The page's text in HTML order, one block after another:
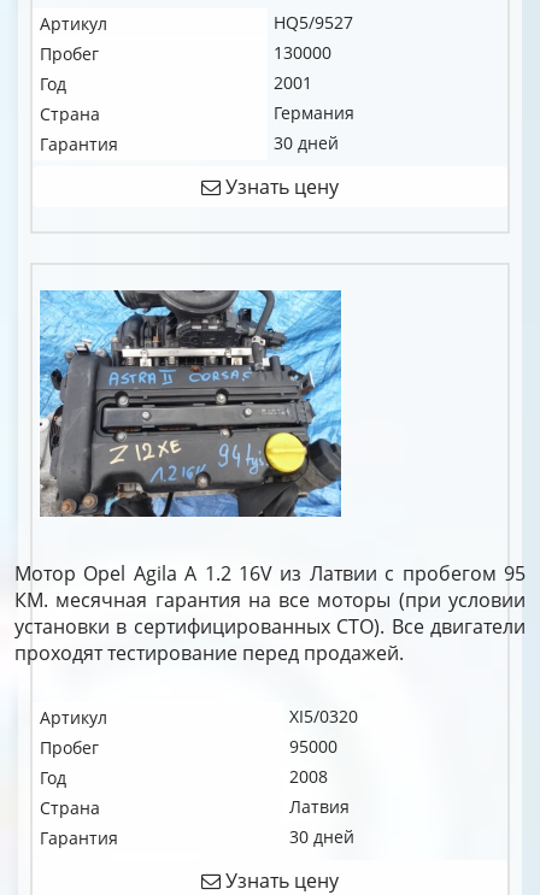
Артикул
HQ5/9527
Пробег
130000
Год
2001
Страна
Германия
Гарантия
30 дней
Узнать цену
Мотор Opel Agila A 1.2 16V из Латвии с пробегом 95
КМ. месячная гарантия на все моторы (при условии
установки в сертифицированных СТО). Все двигатели
проходят тестирование перед продажей.
Артикул
XI5/0320
Пробег
95000
Год
2008
Страна
Латвия
Гарантия
30 дней
Узнать цену